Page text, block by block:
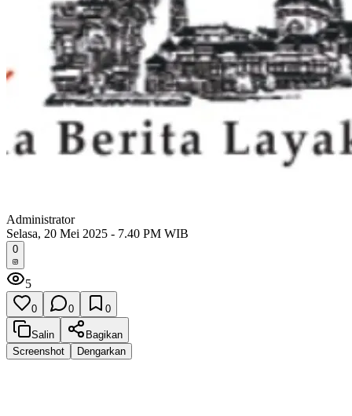
Administrator
Selasa, 20 Mei 2025 - 7.40 PM WIB
0
5
0 0 0
Salin
Bagikan
Screenshot
Dengarkan